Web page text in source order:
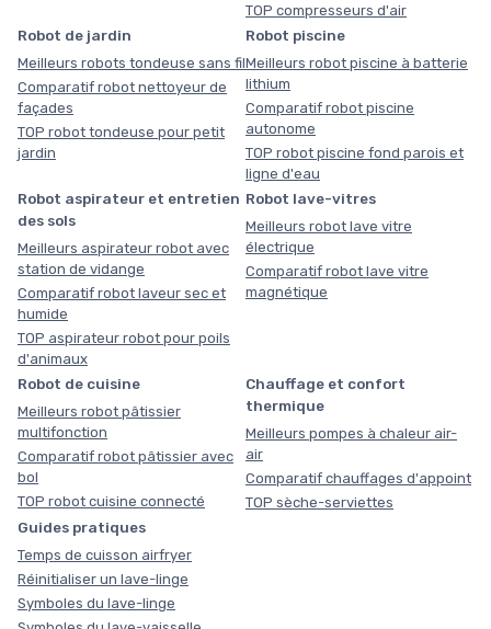
TOP compresseurs d'air
Robot de jardin
Meilleurs robots tondeuse sans fil
Comparatif robot nettoyeur de
façades
TOP robot tondeuse pour petit
jardin
Robot piscine
Meilleurs robot piscine à batterie
lithium
Comparatif robot piscine
autonome
TOP robot piscine fond parois et
ligne d'eau
Robot aspirateur et entretien
des sols
Meilleurs aspirateur robot avec
station de vidange
Comparatif robot laveur sec et
humide
TOP aspirateur robot pour poils
d'animaux
Robot lave-vitres
Meilleurs robot lave vitre
électrique
Comparatif robot lave vitre
magnétique
Robot de cuisine
Meilleurs robot pâtissier
multifonction
Comparatif robot pâtissier avec
bol
TOP robot cuisine connecté
Chauffage et confort
thermique
Meilleurs pompes à chaleur air-
air
Comparatif chauffages d'appoint
TOP sèche-serviettes
Guides pratiques
Temps de cuisson airfryer
Réinitialiser un lave-linge
Symboles du lave-linge